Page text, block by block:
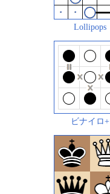
Lollipops
ビナイロ+